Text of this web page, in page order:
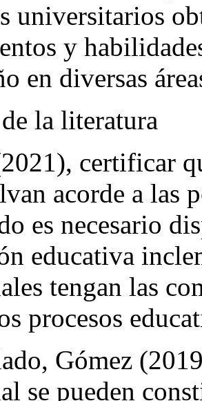
universitarios
y
en diversas
la literatura
certificar
acorde a las
es necesario
educativa
tengan las
procesos
Gómez
se pueden